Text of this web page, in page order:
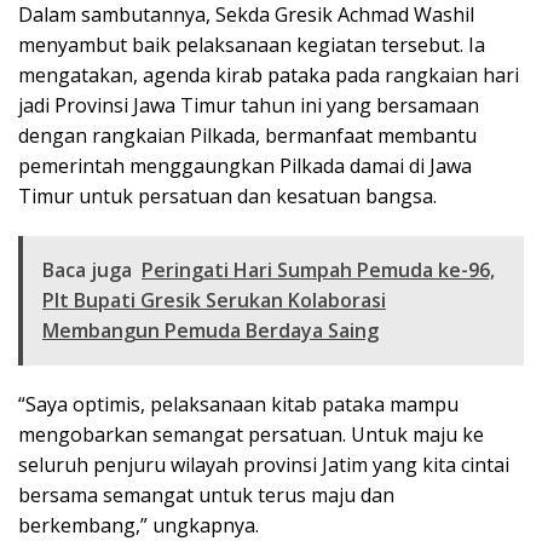
Dalam sambutannya, Sekda Gresik Achmad Washil
menyambut baik pelaksanaan kegiatan tersebut. Ia
mengatakan, agenda kirab pataka pada rangkaian hari
jadi Provinsi Jawa Timur tahun ini yang bersamaan
dengan rangkaian Pilkada, bermanfaat membantu
pemerintah menggaungkan Pilkada damai di Jawa
Timur untuk persatuan dan kesatuan bangsa.
Baca juga Peringati Hari Sumpah Pemuda ke-96,
Plt Bupati Gresik Serukan Kolaborasi
Membangun Pemuda Berdaya Saing
“Saya optimis, pelaksanaan kitab pataka mampu
mengobarkan semangat persatuan. Untuk maju ke
seluruh penjuru wilayah provinsi Jatim yang kita cintai
bersama semangat untuk terus maju dan
berkembang,” ungkapnya.